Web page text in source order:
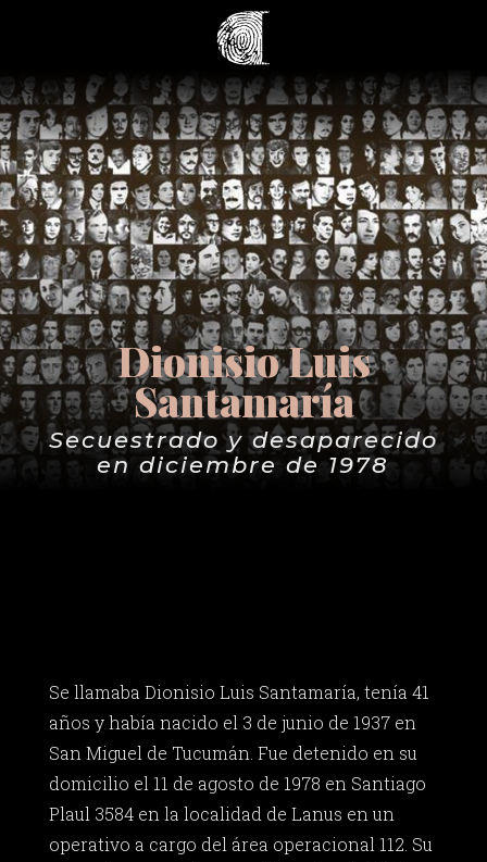
Dionisio Luis
Santamaría
Secuestrado y desaparecido
en diciembre de 1978
Se llamaba Dionisio Luis Santamaría, tenía 41
años y había nacido el 3 de junio de 1937 en
San Miguel de Tucumán. Fue detenido en su
domicilio el 11 de agosto de 1978 en Santiago
Plaul 3584 en la localidad de Lanus en un
operativo a cargo del área operacional 112. Su